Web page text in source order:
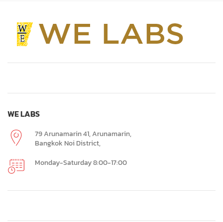
WE LABS
79 Arunamarin 41, Arunamarin,
Bangkok Noi District,
Monday-Saturday 8:00-17:00